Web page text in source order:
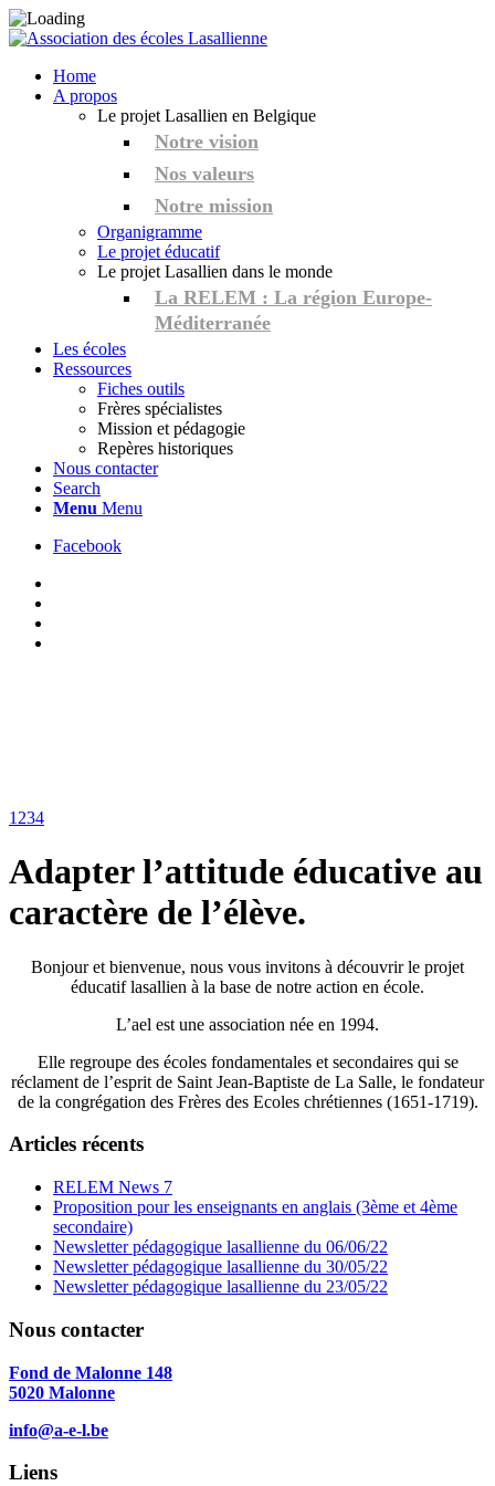
Home
A propos
Le projet Lasallien en Belgique
Notre vision
Nos valeurs
Notre mission
Organigramme
Le projet éducatif
Le projet Lasallien dans le monde
La RELEM : La région Europe-
Méditerranée
Les écoles
Ressources
Fiches outils
Frères spécialistes
Mission et pédagogie
Repères historiques
Nous contacter
Search
Menu Menu
Facebook
1 234
Adapter l’attitude éducative au
caractère de l’élève.
Bonjour et bienvenue, nous vous invitons à découvrir le projet
éducatif lasallien à la base de notre action en école.
L’ael est une association née en 1994.
Elle regroupe des écoles fondamentales et secondaires qui se
réclament de l’esprit de Saint Jean-Baptiste de La Salle, le fondateur
de la congrégation des Frères des Ecoles chrétiennes (1651-1719).
Articles récents
RELEM News 7
Proposition pour les enseignants en anglais (3ème et 4ème
secondaire)
Newsletter pédagogique lasallienne du 06/06/22
Newsletter pédagogique lasallienne du 30/05/22
Newsletter pédagogique lasallienne du 23/05/22
Nous contacter
Fond de Malonne 148
5020 Malonne
info@a-e-l.be
Liens